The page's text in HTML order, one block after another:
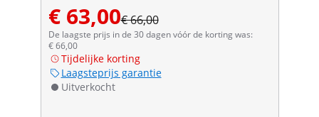
€ 63,00€ 66,00
De laagste prijs in de 30 dagen vóór de korting was:
€ 66,00
Tijdelijke korting
Laagsteprijs garantie
Uitverkocht